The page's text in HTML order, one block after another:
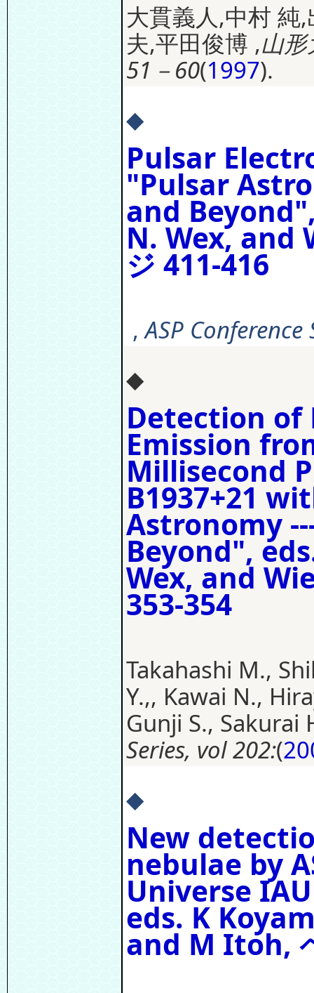
大貫義人,中村 純
夫,平田俊博 ,山
51－60(1997).
◆
Pulsar
"Pulsar
and
N. Wex, and
ジ 411-416
, ASP Conference
◆
Detection of
Emission
Millisecond
B1937+21
Astronomy
Beyond",
Wex, and
353-354
Takahashi M.,
Y.,, Kawai N.,
Gunji S., Sakurai
Series, vol 202:(
◆
New
nebulae by
Universe
eds. K
and M Itoh,